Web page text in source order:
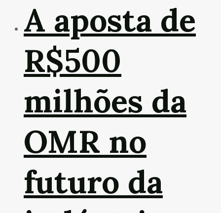
A aposta de
R$500
milhões da
OMR no
futuro da